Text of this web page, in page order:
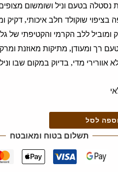
נסטלה בטעם וניל ושומשום
בציפוי שוקולד חלב איכותי,
ומוביל ללב הקרמי והקטיפתי של
רך ומעודן, מתיקות מאוזנת
אוורירי מדי, בדיוק במקום שבו
לסל
תשלום בטוח ומאובטח